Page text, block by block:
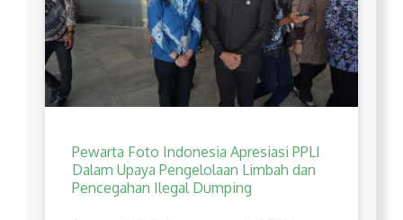
Pewarta Foto Indonesia Apresiasi PPLI
Dalam Upaya Pengelolaan Limbah dan
Pencegahan Ilegal Dumping